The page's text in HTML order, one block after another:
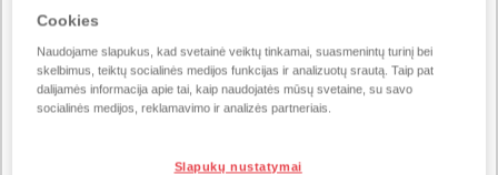
galėjo daugiau sužinoti apie „Rakto skylutės“ simbolį ir juo
pažymėtų produktų naudą žmogaus sveikatai. 🌿
Gaminomės ir ragavome įvairių sveikatai palankių
sumuštinių 🥪 – su jų receptais mums padėjo ilgametė
#AntMedinesLentelės. 🌿Skanavome sveiko gėrimo –
Cookies
Naudojame slapukus, kad svetainė veiktų tinkamai, suasmenintų turinį bei
skelbimus, teiktų socialinės medijos funkcijas ir analizuotų srautą. Taip pat
dalijamės informacija apie tai, kaip naudojatės mūsų svetaine, su savo
socialinės medijos, reklamavimo ir analizės partneriais.
Slapukų nustatymai